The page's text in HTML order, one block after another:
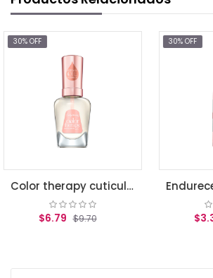
Color therapy cuticule oil Endurecedor hard as nail tint